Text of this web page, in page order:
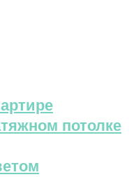
потолке